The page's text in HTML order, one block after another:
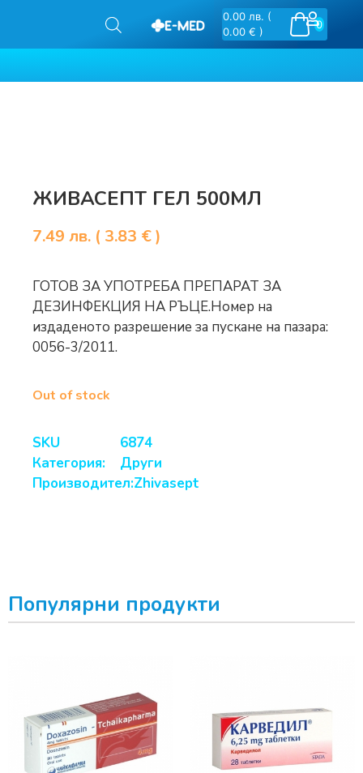
0
0.00 лв. (
0.00 € )
ЖИВАСЕПТ ГЕЛ 500МЛ
7.49 лв. ( 3.83 € )
ГОТОВ ЗА УПОТРЕБА ПРЕПАРАТ ЗА
ДЕЗИНФЕКЦИЯ НА РЪЦЕ.Номер на
издаденото разрешение за пускане на пазара:
0056-3/2011.
Out of stock
SKU
6874
Категория:
Други
Производител:Zhivasept
Популярни продукти